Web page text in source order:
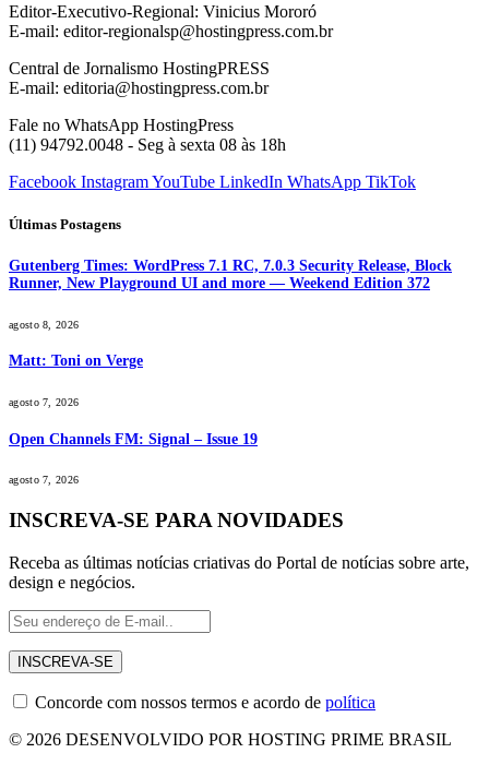
Editor-Executivo-Regional: Vinicius Mororó
E-mail: editor-regionalsp@hostingpress.com.br
Central de Jornalismo HostingPRESS
E-mail: editoria@hostingpress.com.br
Fale no WhatsApp HostingPress
(11) 94792.0048 - Seg à sexta 08 às 18h
Facebook InstagramYouTube LinkedIn WhatsApp TikTok
Últimas Postagens
Gutenberg Times: WordPress 7.1 RC, 7.0.3 Security Release, Block
Runner, New Playground UI and more — Weekend Edition 372
agosto 8, 2026
Matt: Toni on Verge
agosto 7, 2026
Open Channels FM: Signal – Issue 19
agosto 7, 2026
INSCREVA-SE PARA NOVIDADES
Receba as últimas notícias criativas do Portal de notícias sobre arte,
design e negócios.
Concorde com nossos termos e acordo de política
© 2026 DESENVOLVIDO POR HOSTING PRIME BRASIL